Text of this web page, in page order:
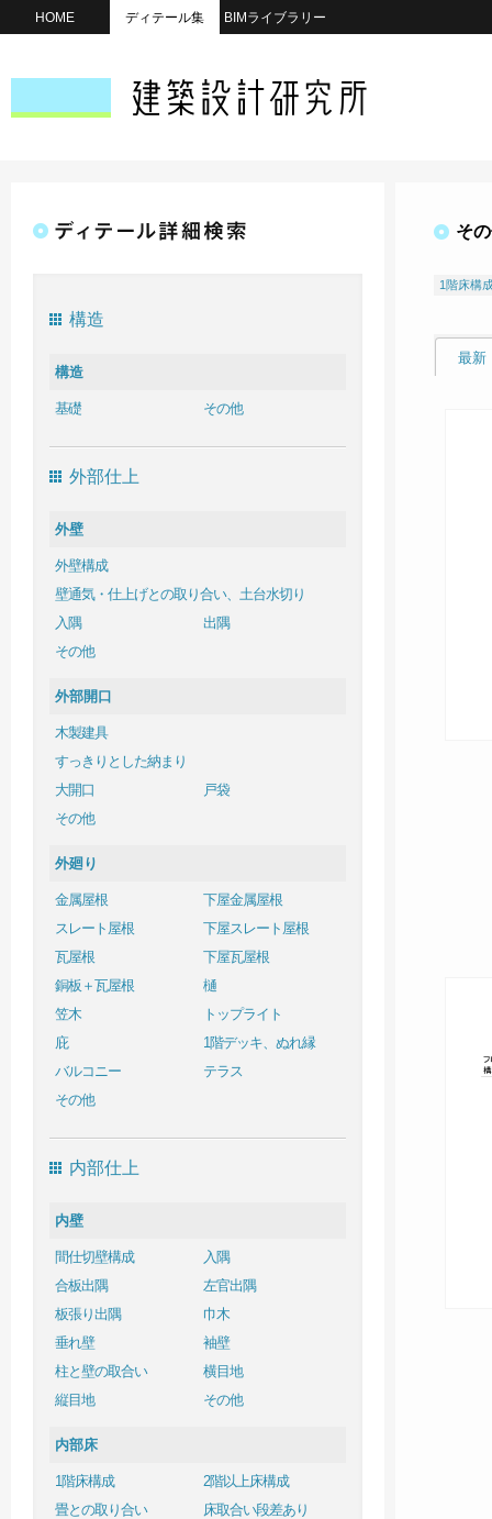
HOME ディテール集 BIMライブラリー
構造
構造
基礎 その他
外部仕上
外壁
外壁構成
壁通気・仕上げとの取り合い、土台水切り
入隅
出隅
その他
外部開口
木製建具
すっきりとした納まり
大開口
戸袋
その他
外廻り
金属屋根
下屋金属屋根
スレート屋根
下屋スレート屋根
瓦屋根
下屋瓦屋根
銅板＋瓦屋根
樋
笠木
トップライト
庇
1階デッキ、ぬれ縁
バルコニー
テラス
その他
内部仕上
内壁
間仕切壁構成
入隅
合板出隅
左官出隅
板張り出隅
巾木
垂れ壁
袖壁
柱と壁の取合い
横目地
縦目地
その他
内部床
1階床構成
2階以上床構成
畳との取り合い
床取合い段差あり
そ
1階床構
最新